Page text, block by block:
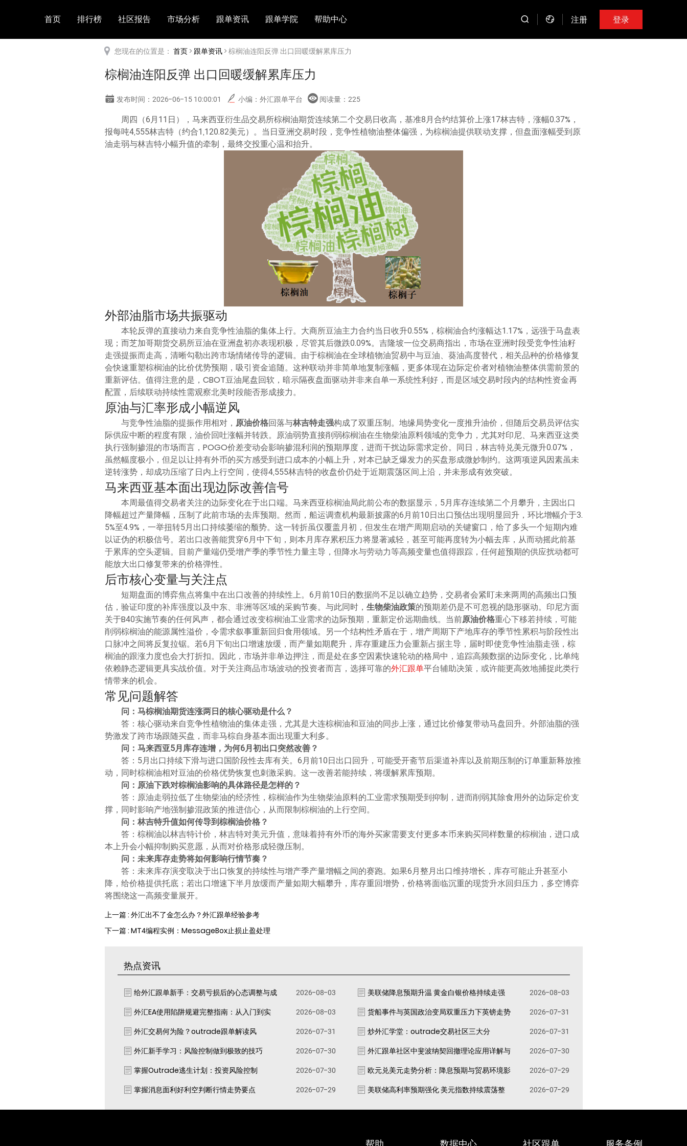
首页 排行榜 社区报告 市场分析 跟单资讯 跟单学院 帮助中心 注册 登录
您现在的位置是： 首页>跟单资讯> 棕榈油连阳反弹 出口回暖缓解累库压力
棕榈油连阳反弹 出口回暖缓解累库压力
发布时间：2026-06-15 10:00:01 小编：外汇跟单平台 阅读量： 225
周四（6月11日），马来西亚衍生品交易所棕榈油期货连续第二个交易日收高，基准8月合约结算价上涨17林吉特，涨幅0.37%，
报每吨4,555林吉特（约合1,120.82美元）。当日亚洲交易时段，竞争性植物油整体偏强，为棕榈油提供联动支撑，但盘面涨幅受到原
油走弱与林吉特小幅升值的牵制，最终交投重心温和抬升。
外部油脂市场共振驱动
本轮反弹的直接动力来自竞争性油脂的集体上行。大商所豆油主力合约当日收升0.55%，棕榈油合约涨幅达1.17%，远强于马盘表
现；而芝加哥期货交易所豆油在亚洲盘初亦表现积极，尽管其后微跌0.09%。吉隆坡一位交易商指出，市场在亚洲时段受竞争性油籽
走强提振而走高，清晰勾勒出跨市场情绪传导的逻辑。由于棕榈油在全球植物油贸易中与豆油、葵油高度替代，相关品种的价格修复
会快速重塑棕榈油的比价优势预期，吸引资金追随。这种联动并非简单地复制涨幅，更多体现在边际定价者对植物油整体供需前景的
重新评估。值得注意的是，CBOT豆油尾盘回软，暗示隔夜盘面驱动并非来自单一系统性利好，而是区域交易时段内的结构性资金再
配置，后续联动持续性需观察北美时段能否形成接力。
原油与汇率形成小幅逆风
与竞争性油脂的提振作用相对， 原油价格回落与林吉特走强构成了双重压制。地缘局势变化一度推升油价，但随后交易员评估实
际供应中断的程度有限，油价回吐涨幅并转跌。原油弱势直接削弱棕榈油在生物柴油原料领域的竞争力，尤其对印尼、马来西亚这类
执行强制掺混的市场而言，POGO价差变动会影响掺混利润的预期厚度，进而干扰边际需求定价。同日，林吉特兑美元微升0.07%，
虽然幅度极小，但足以让持有外币的买方感受到进口成本的小幅上升，对本已缺乏爆发力的买盘形成微妙制约。这两项逆风因素虽未
逆转涨势，却成功压缩了日内上行空间，使得4,555林吉特的收盘价仍处于近期震荡区间上沿，并未形成有效突破。
马来西亚基本面出现边际改善信号
本周最值得交易者关注的边际变化在于出口端。马来西亚棕榈油局此前公布的数据显示，5月库存连续第二个月攀升，主因出口
降幅超过产量降幅，压制了此前市场的去库预期。然而，船运调查机构最新披露的6月前10日出口预估出现明显回升，环比增幅介于3.
5%至4.9%，一举扭转5月出口持续萎缩的颓势。这一转折虽仅覆盖月初，但发生在增产周期启动的关键窗口，给了多头一个短期内难
以证伪的积极信号。若出口改善能贯穿6月中下旬，则本月库存累积压力将显著减轻，甚至可能再度转为小幅去库，从而动摇此前基
于累库的空头逻辑。目前产量端仍受增产季的季节性力量主导，但降水与劳动力等高频变量也值得跟踪，任何超预期的供应扰动都可
能放大出口修复带来的价格弹性。
后市核心变量与关注点
短期盘面的博弈焦点将集中在出口改善的持续性上。6月前10日的数据尚不足以确立趋势，交易者会紧盯未来两周的高频出口预
估，验证印度的补库强度以及中东、非洲等区域的采购节奏。与此同时， 生物柴油政策的预期差仍是不可忽视的隐形驱动。印尼方面
关于B40实施节奏的任何风声，都会通过改变棕榈油工业需求的边际预期，重新定价远期曲线。当前原油价格重心下移若持续，可能
削弱棕榈油的能源属性溢价，令需求叙事重新回归食用领域。另一个结构性矛盾在于，增产周期下产地库存的季节性累积与阶段性出
口脉冲之间将反复拉锯。若6月下旬出口增速放缓，而产量如期爬升，库存重建压力会重新占据主导，届时即使竞争性油脂走强，棕
榈油的跟涨力度也会大打折扣。因此，市场并非单边押注，而是处在多空因素快速轮动的格局中，追踪高频数据的边际变化，比单纯
依赖静态逻辑更具实战价值。对于关注商品市场波动的投资者而言，选择可靠的外汇跟单平台辅助决策，或许能更高效地捕捉此类行
情带来的机会。
常见问题解答
问：马棕榈油期货连涨两日的核心驱动是什么？
答：核心驱动来自竞争性植物油的集体走强，尤其是大连棕榈油和豆油的同步上涨，通过比价修复带动马盘回升。外部油脂的强
势激发了跨市场跟随买盘，而非马棕自身基本面出现重大利多。
问：马来西亚5月库存连增，为何6月初出口突然改善？
答：5月出口持续下滑与进口国阶段性去库有关。6月前10日出口回升，可能受开斋节后渠道补库以及前期压制的订单重新释放推
动，同时棕榈油相对豆油的价格优势恢复也刺激采购。这一改善若能持续，将缓解累库预期。
问：原油下跌对棕榈油影响的具体路径是怎样的？
答：原油走弱拉低了生物柴油的经济性，棕榈油作为生物柴油原料的工业需求预期受到抑制，进而削弱其除食用外的边际定价支
撑，同时影响产地强制掺混政策的推进信心，从而限制棕榈油的上行空间。
问：林吉特升值如何传导到棕榈油价格？
答：棕榈油以林吉特计价，林吉特对美元升值，意味着持有外币的海外买家需要支付更多本币来购买同样数量的棕榈油，进口成
本上升会小幅抑制购买意愿，从而对价格形成轻微压制。
问：未来库存走势将如何影响行情节奏？
答：未来库存演变取决于出口恢复的持续性与增产季产量增幅之间的赛跑。如果6月整月出口维持增长，库存可能止升甚至小
降，给价格提供托底；若出口增速下半月放缓而产量如期大幅攀升，库存重回增势，价格将面临沉重的现货升水回归压力，多空博弈
将围绕这一高频变量展开。
上一篇 : 外汇出不了金怎么办？外汇跟单经验参考
下一篇 : MT4编程实例：MessageBox止损止盈处理
热点资讯
给外汇跟单新手：交易亏损后的心态调整与成 2026-08-03 美联储降息预期升温 黄金白银价格持续走强
2026-08-03
外汇EA使用陷阱规避完整指南：从入门到实
2026-08-03 货船事件与英国政治变局双重压力下英镑走势
2026-07-31
外汇交易何为险？outrade跟单解读风
2026-07-31 炒外汇学堂：outrade交易社区三大分
2026-07-31
外汇新手学习：风险控制做到极致的技巧
2026-07-30 外汇跟单社区中斐波纳契回撤理论应用详解与
2026-07-30
掌握Outrade逃生计划：投资风险控制
2026-07-30 欧元兑美元走势分析：降息预期与贸易环境影
2026-07-29
掌握消息面利好利空判断行情走势要点
2026-07-29 美联储高利率预期强化 美元指数持续震荡整 2026-07-29